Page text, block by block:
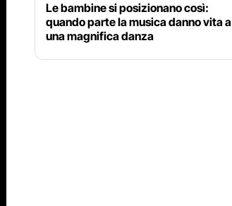
Le bambine si posizionano così:
quando parte la musica danno vita a
una magnifica danza